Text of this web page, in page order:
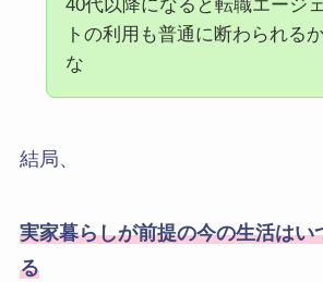
40代以降になると転職エージ
トの利用も普通に断わられる
な
結局、
実家暮らしが前提の今の生活はい
る